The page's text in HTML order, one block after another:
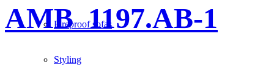
Fireproof sofas
Styling
AMB_1197.AB-1